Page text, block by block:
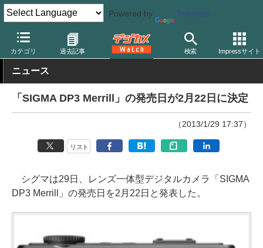
Powered by Translate
カテゴリ 過去記事 検索 Impressサイト
デジカメ Watch カメラ レンズ一体型（コンパクト）カメラ シ
ニュース
「SIGMA DP3 Merrill」の発売日が2月22日に決定
（2013/1/29 17:37）
リスト
シグマは29日、レンズ一体型デジタルカメラ「SIGMA
DP3 Merrill」の発売日を2月22日と発表した。